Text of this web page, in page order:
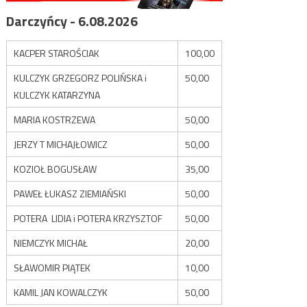
Darczyńcy - 6.08.2026
KACPER STAROŚCIAK
100,00
KULCZYK GRZEGORZ POLIŃSKA i
KULCZYK KATARZYNA
50,00
MARIA KOSTRZEWA
50,00
JERZY T MICHAJŁOWICZ
50,00
KOZIOŁ BOGUSŁAW
35,00
PAWEŁ ŁUKASZ ZIEMIAŃSKI
50,00
POTERA LIDIA i POTERA KRZYSZTOF
50,00
NIEMCZYK MICHAŁ
20,00
SŁAWOMIR PIĄTEK
10,00
KAMIL JAN KOWALCZYK
50,00